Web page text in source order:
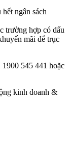
ngân sách
trường hợp có dấu
mãi để trục
545 441 hoặc
kinh doanh &